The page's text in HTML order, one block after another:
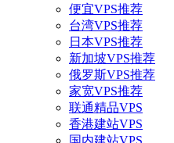
便宜VPS推荐
台湾VPS推荐
日本VPS推荐
新加坡VPS推荐
俄罗斯VPS推荐
家宽VPS推荐
联通精品VPS
香港建站VPS
国内建站VPS